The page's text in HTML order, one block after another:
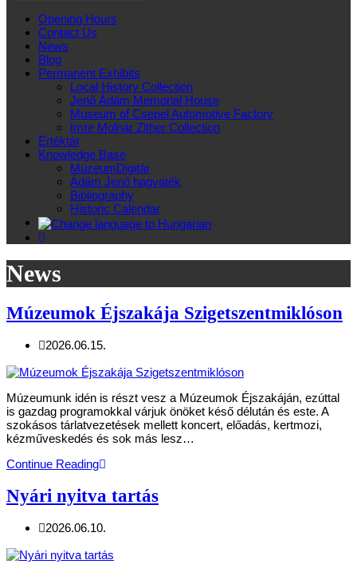
Opening Hours
Contact Us
News
Blog
Permanent Exhibits
Local History Collection
Jenő Ádám Memorial House
Museum of Csepel Automotive Factory
Imre Molnár Zither Collection
Értéktár
Knowledge Base
MúzeumDigitár
Ádám Jenő hagyaték
Bibliography
Historic Calendar
News
Múzeumok Éjszakája Szigetszentmiklóson
2026.06.15.
Múzeumunk idén is részt vesz a Múzeumok Éjszakáján, ezúttal
is gazdag programokkal várjuk önöket késő délután és este. A
szokásos tárlatvezetések mellett koncert, előadás, kertmozi,
kézműveskedés és sok más lesz…
Continue Reading
Nyári nyitva tartás
2026.06.10.